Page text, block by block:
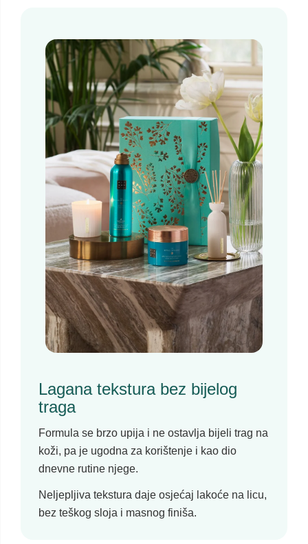
Lagana tekstura bez bijelog
traga
Formula se brzo upija i ne ostavlja bijeli trag na
koži, pa je ugodna za korištenje i kao dio
dnevne rutine njege.
Neljepljiva tekstura daje osjećaj lakoće na licu,
bez teškog sloja i masnog finiša.